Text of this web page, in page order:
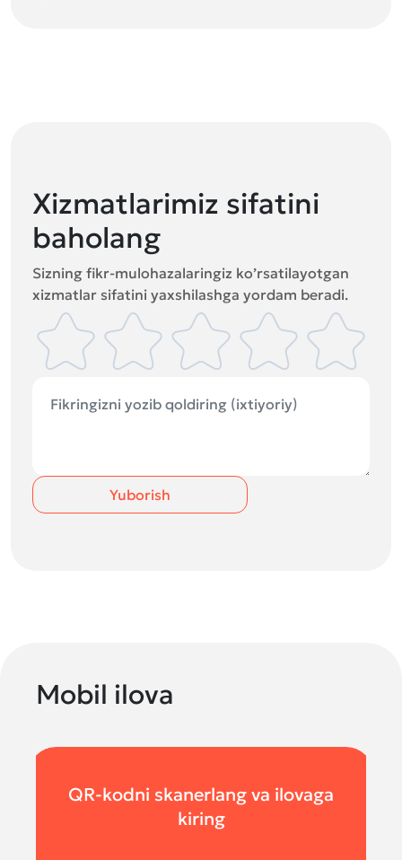
Xizmatlarimiz sifatini
baholang
Sizning fikr-mulohazalaringiz ko’rsatilayotgan
xizmatlar sifatini yaxshilashga yordam beradi.
Yuborish
Mobil ilova
QR-kodni skanerlang va ilovaga
kiring